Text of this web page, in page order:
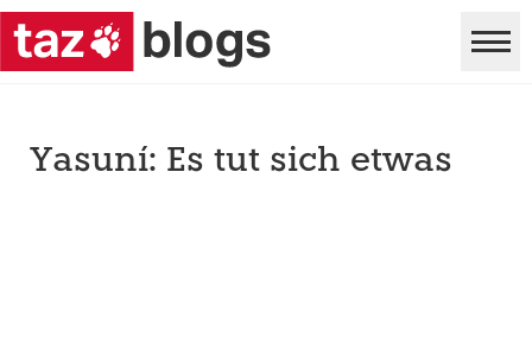
Yasuní: Es tut sich etwas